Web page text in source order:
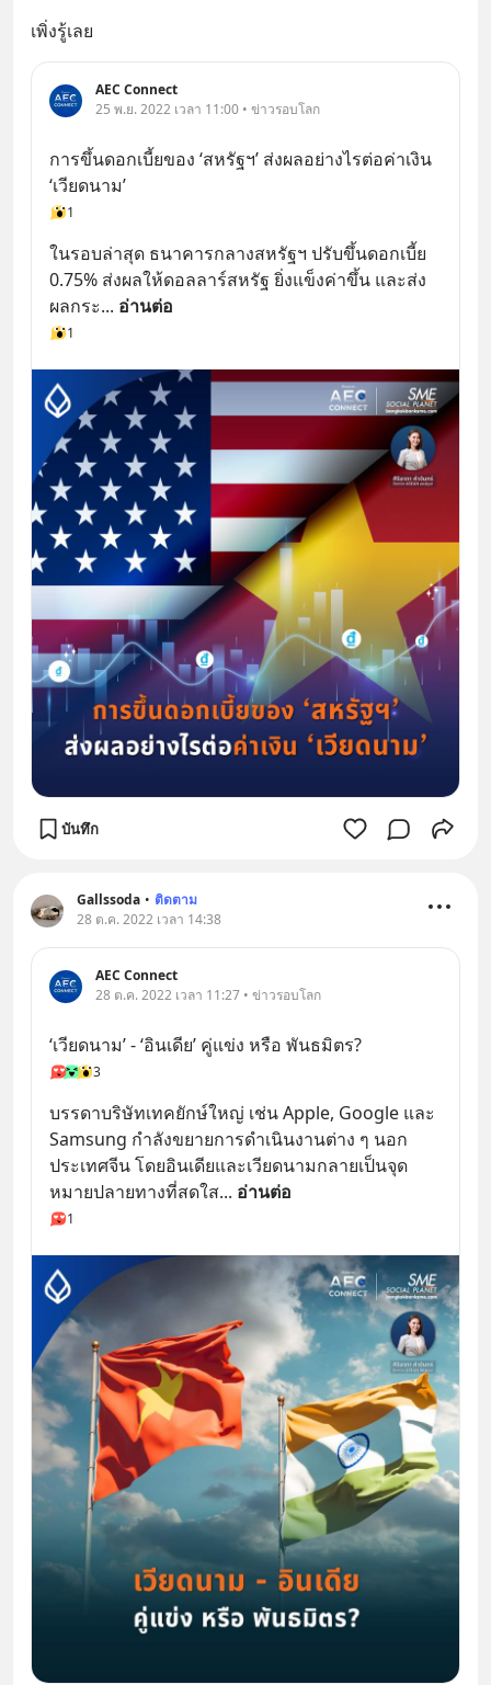
เพิ่งรู้เลย
AEC Connect
25 พ.ย. 2022 เวลา 11:00 • ข่าวรอบโลก
การขึ้นดอกเบี้ยของ ‘สหรัฐฯ’ ส่งผลอย่างไรต่อค่าเงิน
‘เวียดนาม’
1
ในรอบล่าสุด ธนาคารกลางสหรัฐฯ ปรับขึ้นดอกเบี้ย
0.75% ส่งผลให้ดอลลาร์สหรัฐ ยิ่งแข็งค่าขึ้น และส่ง
ผลกระ... อ่านต่อ
1
บันทึก
Gallssoda • ติดตาม
28 ต.ค. 2022 เวลา 14:38
AEC Connect
28 ต.ค. 2022 เวลา 11:27 • ข่าวรอบโลก
‘เวียดนาม’ - ‘อินเดีย’ คู่แข่ง หรือ พันธมิตร?
3
บรรดาบริษัทเทคยักษ์ใหญ่ เช่น Apple, Google และ
Samsung กำลังขยายการดำเนินงานต่าง ๆ นอก
ประเทศจีน โดยอินเดียและเวียดนามกลายเป็นจุด
หมายปลายทางที่สดใส... อ่านต่อ
1